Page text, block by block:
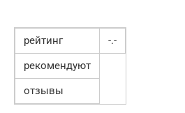
рейтинг
-.-
рекомендуют
отзывы